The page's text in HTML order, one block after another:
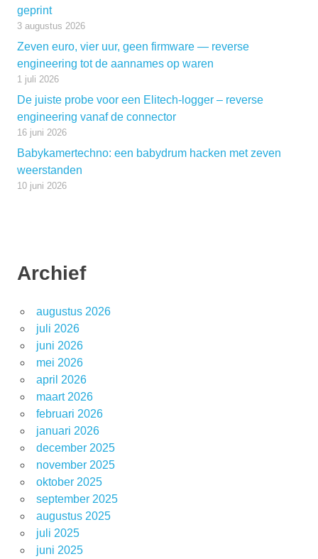
geprint
3 augustus 2026
Zeven euro, vier uur, geen firmware — reverse
engineering tot de aannames op waren
1 juli 2026
De juiste probe voor een Elitech-logger – reverse
engineering vanaf de connector
16 juni 2026
Babykamertechno: een babydrum hacken met zeven
weerstanden
10 juni 2026
Archief
augustus 2026
juli 2026
juni 2026
mei 2026
april 2026
maart 2026
februari 2026
januari 2026
december 2025
november 2025
oktober 2025
september 2025
augustus 2025
juli 2025
juni 2025